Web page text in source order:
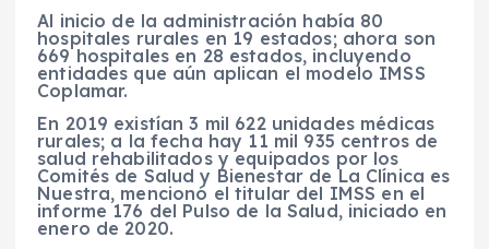
Al inicio de la administración había 80
hospitales rurales en 19 estados; ahora son
669 hospitales en 28 estados, incluyendo
entidades que aún aplican el modelo IMSS
Coplamar.
En 2019 existían 3 mil 622 unidades médicas
rurales; a la fecha hay 11 mil 935 centros de
salud rehabilitados y equipados por los
Comités de Salud y Bienestar de La Clínica es
Nuestra, mencionó el titular del IMSS en el
informe 176 del Pulso de la Salud, iniciado en
enero de 2020.